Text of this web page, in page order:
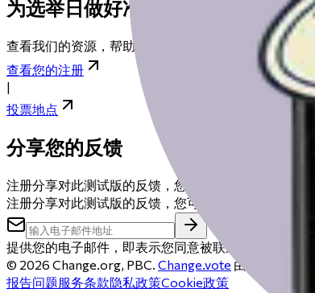
为选举日做好准备
查看我们的资源，帮助您为选举日做好准备，从登记
查看您的注册
投票地点
分享您的反馈
注册分享对此测试版的反馈，您可能会获得50美元礼品
注册分享对此测试版的反馈，您可能会获得50美元礼品
提供您的电子邮件，即表示您同意被联系以安排反馈
© 2026 Change.org, PBC. Change.vote 由
报告问题服务条款隐私政策Cookie政策